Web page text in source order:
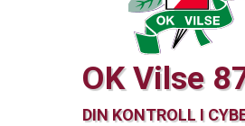
OK Vilse
DIN KONTROLL I